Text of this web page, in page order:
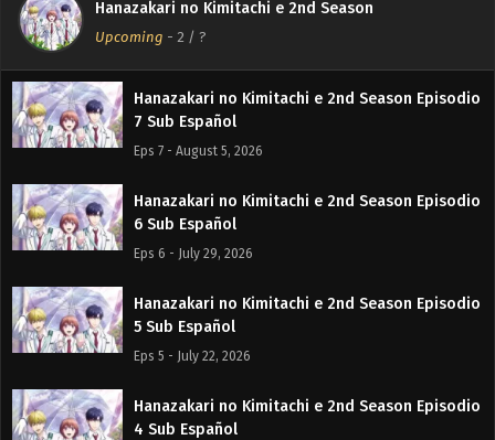
Hanazakari no Kimitachi e 2nd Season
Upcoming - 2 / ?
Hanazakari no Kimitachi e 2nd Season Episodio
7 Sub Español
Eps 7 - August 5, 2026
Hanazakari no Kimitachi e 2nd Season Episodio
6 Sub Español
Eps 6 - July 29, 2026
Hanazakari no Kimitachi e 2nd Season Episodio
5 Sub Español
Eps 5 - July 22, 2026
Hanazakari no Kimitachi e 2nd Season Episodio
4 Sub Español